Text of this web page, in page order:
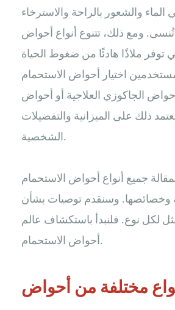
الماء والشعور بالراحة والاسترخاء
تُنسى. ومع ذلك، تتنوع أنواع أحواض
توفر ملاذًا هادئًا من ضغوط الحياة
اختيار أحواض الاستحمام
أحواض الجاكوزي العلاجية أو أحواض
ذلك على الميزانية والتفضيلات
الشخصية.
جميع أنواع أحواض الاستحمام
وخصائصها. وسنقدم توصيات بشأن
لكل نوع. فلنبدأ باستكشاف عالم
أحواض الاستحمام.
مختلفة من أحواض